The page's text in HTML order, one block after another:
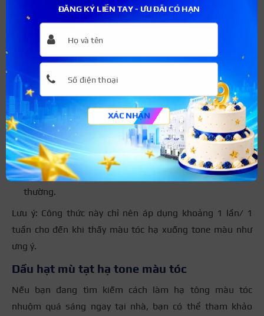
Dầu dừa
Dầu xả
Bước 2: Các bước thực hiện
Trộn những nguyên liệu đã chuẩn bị tạo thành hỗn
hợp đặc sệt, sánh mịn.
Thoa đều hỗn hợp lên toàn bộ mái tóc hoặc phần tóc
mà bạn muốn hạ tone.
Ủ tóc trong khoảng 30 phút để mái tóc thấm màu.
Sau đó, xả tóc với nước lạnh và gội đầu như bình
thường.
Lưu ý: Công thức này chỉ nên áp dụng khoảng 1 lần/ 1
tuần cho đến khi thấy màu tóc hạ xuống tone màu như
ưng ý.
Dầu hạt mù tạt hạ tone màu tóc
Nếu bạn đang tìm kiếm cách làm hạ tông màu tóc
nhuộm quá sáng ngay tại nhà, bạn có thể tham khảo
ĐĂNG KÝ LIỀN TAY - ƯU ĐÃI CÓ HẠN
XÁC NHẬN